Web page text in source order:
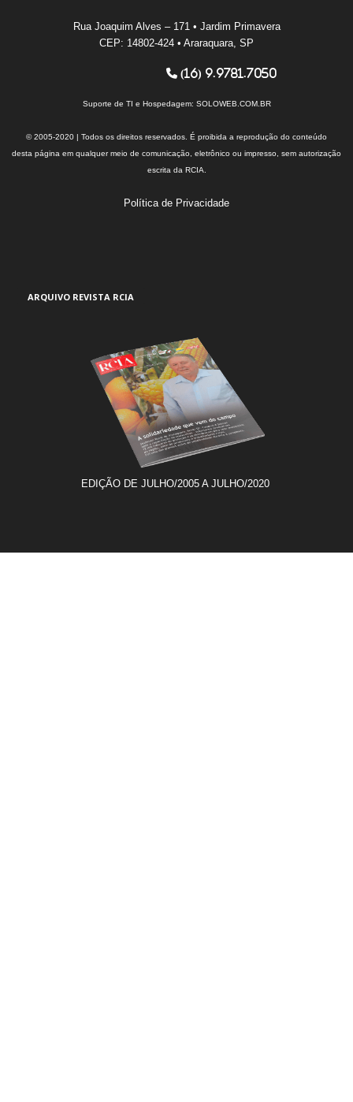
Rua Joaquim Alves – 171 • Jardim Primavera
CEP: 14802-424 • Araraquara, SP
(16) 9.9781.7050
Suporte de TI e Hospedagem: SOLOWEB.COM.BR
© 2005-2020 | Todos os direitos reservados. É proibida a reprodução do conteúdo
desta página em qualquer meio de comunicação, eletrônico ou impresso, sem autorização
escrita da RCIA.
Política de Privacidade
ARQUIVO REVISTA RCIA
EDIÇÃO DE JULHO/2005 A JULHO/2020